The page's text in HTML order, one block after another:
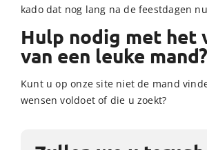
kado dat nog lang na de feestdagen
Hulp nodig met het
van een leuke mand?
Kunt u op onze site niet de mand
wensen voldoet of die u zoekt?